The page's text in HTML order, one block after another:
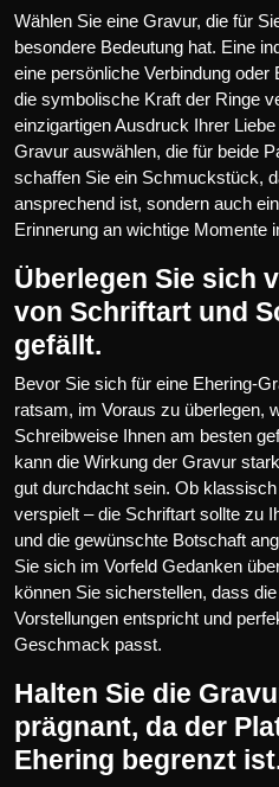
Wählen Sie eine Gravur, die für
besondere Bedeutung hat. Eine
eine persönliche Verbindung
die symbolische Kraft der Ringe
einzigartigen Ausdruck Ihrer
Gravur auswählen, die für beide
schaffen Sie ein Schmuckstück,
ansprechend ist, sondern auch
Erinnerung an wichtige Momente
Überlegen Sie sich
von Schriftart und
gefällt.
Bevor Sie sich für eine Ehering-
ratsam, im Voraus zu überlegen,
Schreibweise Ihnen am besten
kann die Wirkung der Gravur
gut durchdacht sein. Ob
verspielt – die Schriftart sollte zu
und die gewünschte Botschaft
Sie sich im Vorfeld Gedanken
können Sie sicherstellen, dass
Vorstellungen entspricht und
Geschmack passt.
Halten Sie die
prägnant, da der
Ehering begrenzt